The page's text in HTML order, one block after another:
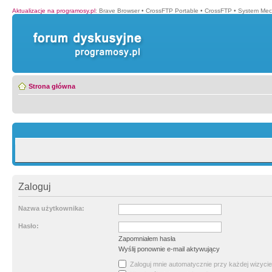
Aktualizacje na programosy.pl: Brave Browser • CrossFTP Portable • CrossFTP • System
Strona główna
Zaloguj
Nazwa użytkownika:
Hasło:
Zapomniałem hasła
Wyślij ponownie e-mail aktywujący
Zaloguj mnie automatycznie przy każdej wizycie